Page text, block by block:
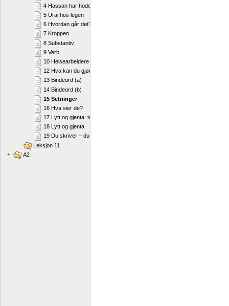
4 Hassan har hodepine
5 Urai hos legen
6 Hvordan går det?
7 Kroppen
8 Substantiv
9 Verb
10 Helsearbeidere
12 Hva kan du gjøre for å holde deg i form?
13 Bindeord (a)
14 Bindeord (b)
15 Setninger
16 Hva sier de?
17 Lytt og gjenta: to konsonanter i begynnelsen av et ord
18 Lytt og gjenta
19 Du skriver – du sier
Leksjon 11
+
A2